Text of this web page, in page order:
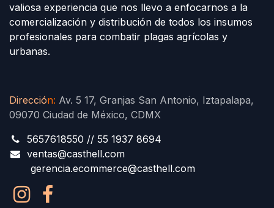
valiosa experiencia que nos llevo a enfocarnos a la
comercialización y distribución de todos los insumos
profesionales para combatir plagas agrícolas y
urbanas.
Dirección: Av. 5 17, Granjas San Antonio, Iztapalapa,
09070 Ciudad de México, CDMX
5657618550 // 55 1937 8694
ventas@casthell.com
gerencia.ecommerce@casthell.com